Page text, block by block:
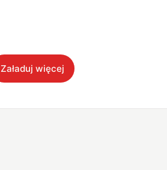
Załaduj więcej